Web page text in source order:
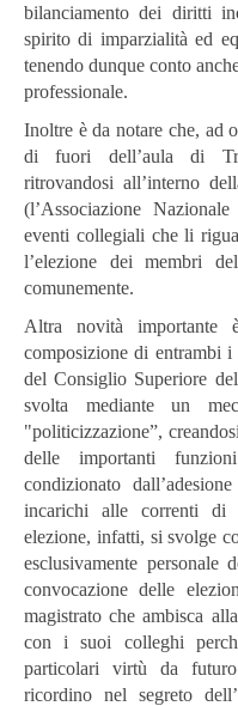
bilanciamento dei diritti
spirito di imparzialità ed
tenendo dunque conto
professionale.
Inoltre è da notare che, ad
di fuori dell’aula di
ritrovandosi all’interno
(l’Associazione
eventi collegiali che li
l’elezione dei membri
comunemente.
Altra novità
composizione di entrambi
del Consiglio Superiore
svolta mediante un
"politicizzazione”,
delle importanti
condizionato
incarichi alle correnti di
elezione, infatti, si svolge
esclusivamente
convocazione delle
magistrato che ambisca
con i suoi colleghi
particolari virtù da
ricordino nel segreto